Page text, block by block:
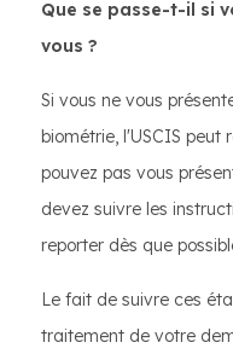
Que se passe-t-il si
vous ?
Si vous ne vous
biométrie, l'USCIS peut
pouvez pas vous
devez suivre les
reporter dès que
Le fait de suivre ces
traitement de votre